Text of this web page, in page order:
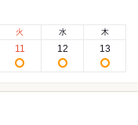
火
11
水
12
木
13